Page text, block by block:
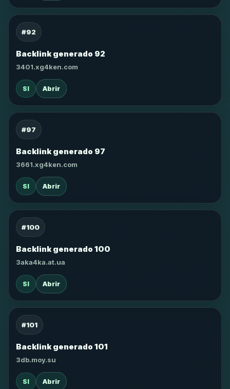
#92
Backlink generado 92
3401.xg4ken.com
SI Abrir
#97
Backlink generado 97
3661.xg4ken.com
SI Abrir
#100
Backlink generado 100
3aka4ka.at.ua
SI Abrir
#101
Backlink generado 101
3db.moy.su
SI Abrir